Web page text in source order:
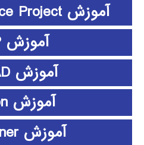
آموزش Microsoft Office Project
آموزش PHP
آموزش PSCAD
آموزش python
آموزش rapidminer